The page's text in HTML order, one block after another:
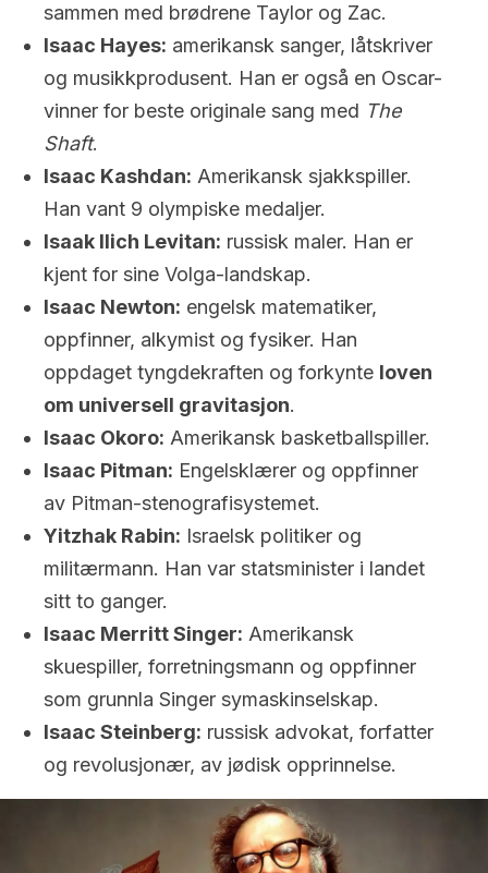
sammen med brødrene Taylor og Zac.
Isaac Hayes: amerikansk sanger, låtskriver
og musikkprodusent. Han er også en Oscar-
vinner for beste originale sang med The
Shaft.
Isaac Kashdan: Amerikansk sjakkspiller.
Han vant 9 olympiske medaljer.
Isaak Ilich Levitan: russisk maler. Han er
kjent for sine Volga-landskap.
Isaac Newton: engelsk matematiker,
oppfinner, alkymist og fysiker. Han
oppdaget tyngdekraften og forkynte loven
om universell gravitasjon.
Isaac Okoro: Amerikansk basketballspiller.
Isaac Pitman: Engelsklærer og oppfinner
av Pitman-stenografisystemet.
Yitzhak Rabin: Israelsk politiker og
militærmann. Han var statsminister i landet
sitt to ganger.
Isaac Merritt Singer: Amerikansk
skuespiller, forretningsmann og oppfinner
som grunnla Singer symaskinselskap.
Isaac Steinberg: russisk advokat, forfatter
og revolusjonær, av jødisk opprinnelse.